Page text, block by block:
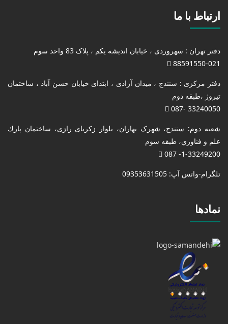
ارتباط با ما
دفتر تهران : سهروردی ، خیابان اندیشه یکم ، پلاک 83 واحد سوم
88591550-021
دفتر مرکزی : سنندج ، میدان آزادی ، ابتدای خیابان حسن آباد ، ساختمان
تیروژ ،طبقه دوم
33240050 -087
شعبه دوم: سنندج، شهرک بهاران، بلوار زکریای رازی، ساختمان پارك
علم و فناوري، طبقه سوم
1-33249200- 087
تلگرام-واتس آپ: 09353631505
نمادها